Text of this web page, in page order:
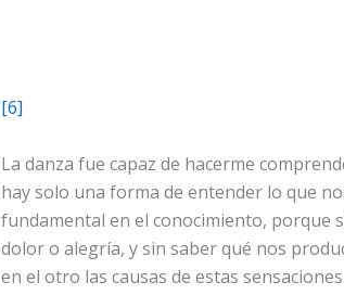
[6]
La danza fue capaz de hacerme
hay solo una forma de entender lo que
fundamental en el conocimiento, porque
dolor o alegría, y sin saber qué nos
en el otro las causas de estas